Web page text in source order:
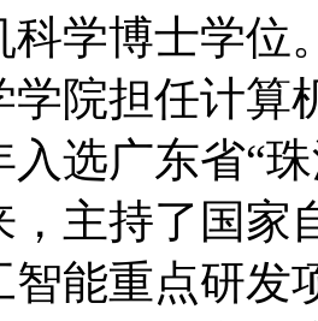
科学博士学位
学院担任计算
入选广东省“
，主持了国家
智能重点研发